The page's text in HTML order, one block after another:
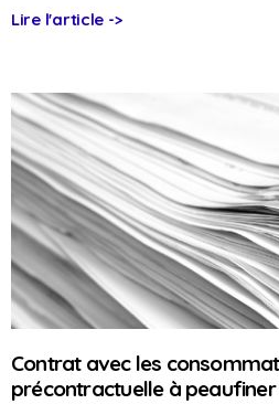
Lire l'article ->
Contrat avec les
précontractuelle à peaufiner